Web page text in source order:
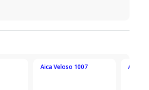
Aica Veloso 1007 Aica